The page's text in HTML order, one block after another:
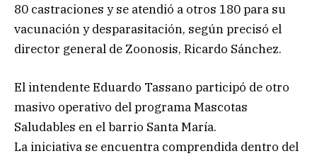
80 castraciones y se atendió a otros 180 para su
vacunación y desparasitación, según precisó el
director general de Zoonosis, Ricardo Sánchez.
El intendente Eduardo Tassano participó de otro
masivo operativo del programa Mascotas
Saludables en el barrio Santa María.
La iniciativa se encuentra comprendida dentro del